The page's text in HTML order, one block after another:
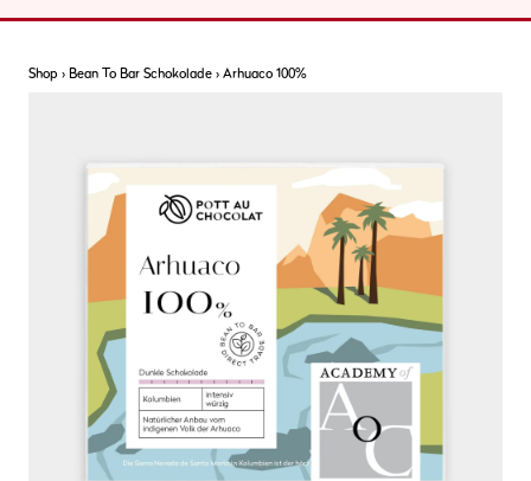
Shop › Bean To Bar Schokolade › Arhuaco 100%